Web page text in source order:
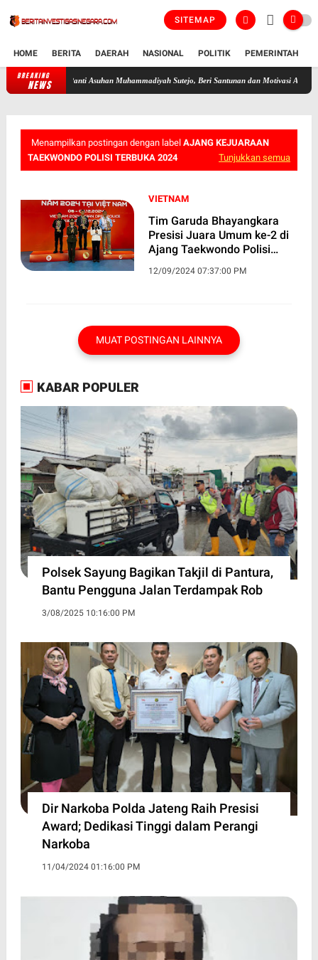
SITEMAP
HOME BERITA DAERAH NASIONAL POLITIK PEMERINTAH
BREAKING
NEWS
Panti Asuhan Muhammadiyah Sutejo, Beri Santunan dan Motivasi Anak Yatim
Menampilkan postingan dengan label AJANG KEJUARAAN
TAEKWONDO POLISI TERBUKA 2024
Tunjukkan semua
VIETNAM
Tim Garuda Bhayangkara
Presisi Juara Umum ke-2 di
Ajang Taekwondo Polisi
12/09/2024 07:37:00 PM
MUAT POSTINGAN LAINNYA
KABAR POPULER
Polsek Sayung Bagikan Takjil di Pantura,
Bantu Pengguna Jalan Terdampak Rob
3/08/2025 10:16:00 PM
Dir Narkoba Polda Jateng Raih Presisi
Award; Dedikasi Tinggi dalam Perangi
Narkoba
11/04/2024 01:16:00 PM